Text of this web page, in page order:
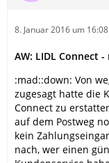
8. Januar 2016 um 16:08
AW: LIDL Connect
:mad::down: Von
zugesagt hatte die
Connect zu
auf dem Postweg
kein
nach, wer einen